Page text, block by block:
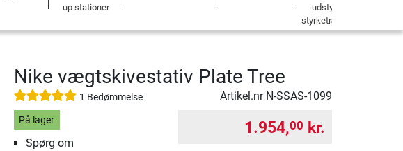
up stationer
udstyr til
styrketræning
Nike vægtskivestativ Plate Tree
1 Bedømmelse Artikel.nr N-SSAS-1099
På lager
Spørg om
1.954,00 kr.